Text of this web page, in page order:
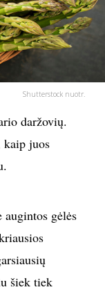
Shutterstock nuotr.
daržovių.
juos
gėlės
šiek tiek